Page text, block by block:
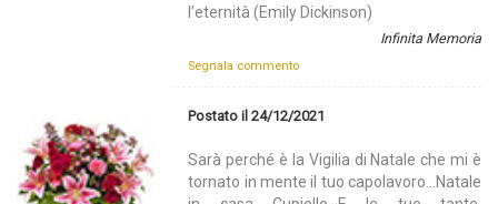
l’eternità (Emily Dickinson)
Infinita Memoria
Segnala commento
Postato il 24/12/2021
Sarà perché è la Vigilia di Natale che mi è
tornato in mente il tuo capolavoro...Natale